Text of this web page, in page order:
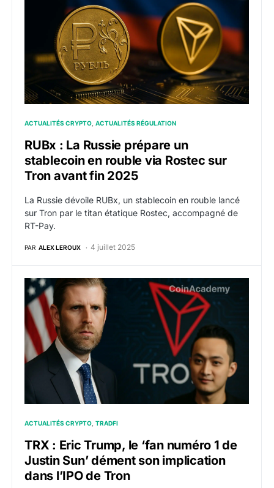
ACTUALITÉS CRYPTO ACTUALITÉS RÉGULATION
RUBx : La Russie prépare un
stablecoin en rouble via Rostec sur
Tron avant fin 2025
La Russie dévoile RUBx, un stablecoin en rouble lancé
sur Tron par le titan étatique Rostec, accompagné de
RT-Pay.
PAR ALEX LEROUX 4 juillet 2025
TRX : Eric Trump, le ‘fan numéro 1 de Justin Sun’
ACTUALITÉS CRYPTO TRADFI
TRX : Eric Trump, le ‘fan numéro 1 de
Justin Sun’ dément son implication
dans l’IPO de Tron